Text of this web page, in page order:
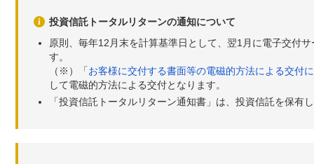
投資信託トータルリターンの通知について
原則、毎年12月末を計算基準日として、翌1月に電子交付
す。
（※）「お客様に交付する書面等の電磁的方法による交付
して電磁的方法による交付となります。
「投資信託トータルリターン通知書」は、投資信託を保有